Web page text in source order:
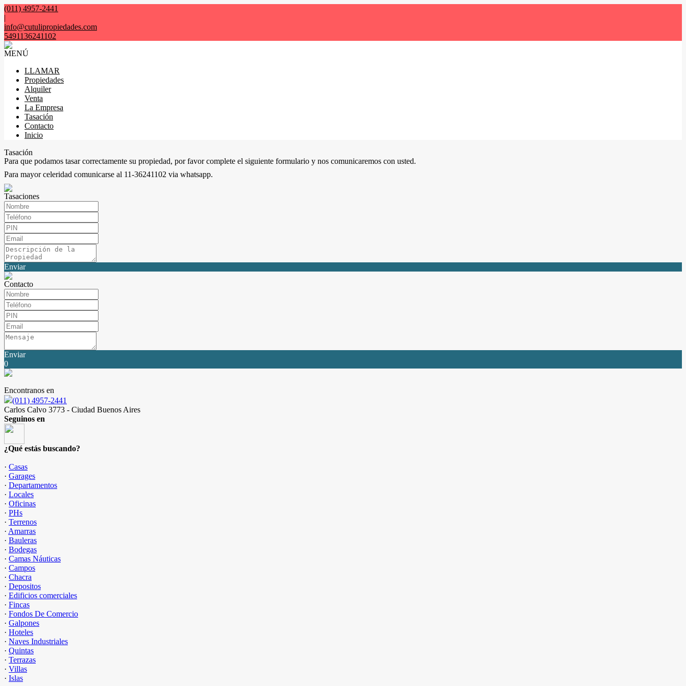
(011) 4957-2441
|
info@cutulipropiedades.com
5491136241102
MENÚ
LLAMAR
Propiedades
Alquiler
Venta
La Empresa
Tasación
Contacto
Inicio
Tasación
Para que podamos tasar correctamente su propiedad, por favor complete el siguiente formulario y nos comunicaremos con usted.
Para mayor celeridad comunicarse al 11-36241102 via whatsapp.
Tasaciones
Enviar
Contacto
Enviar
0
Encontranos en
(011) 4957-2441
Carlos Calvo 3773 - Ciudad Buenos Aires
Seguinos en
¿Qué estás buscando?
· Casas
· Garages
· Departamentos
· Locales
· Oficinas
· PHs
· Terrenos
· Amarras
· Bauleras
· Bodegas
· Camas Náuticas
· Campos
· Chacra
· Depositos
· Edificios comerciales
· Fincas
· Fondos De Comercio
· Galpones
· Hoteles
· Naves Industriales
· Quintas
· Terrazas
· Villas
· Islas